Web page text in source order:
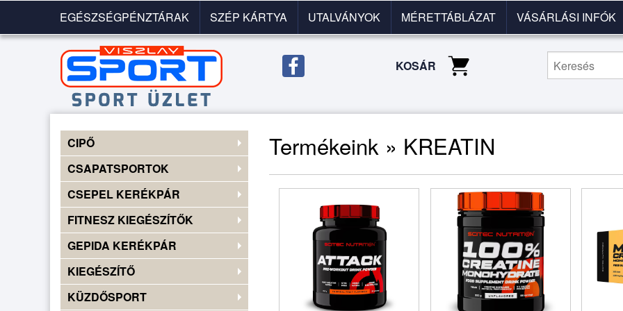
EGÉSZSÉGPÉNZTÁRAK SZÉP KÁRTYA UTALVÁNYOK MÉRETTÁBLÁZAT VÁSÁRLÁSI INFÓK
KOSÁR
kép
CIPŐ
CSAPATSPORTOK
CSEPEL KERÉKPÁR
FITNESZ KIEGÉSZÍTŐK
GEPIDA KERÉKPÁR
KIEGÉSZÍTŐ
KÜZDŐSPORT
Termékeink » KREATIN